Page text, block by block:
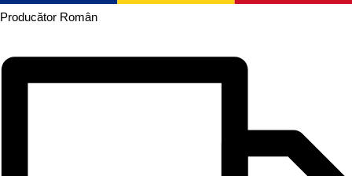
Producător Român